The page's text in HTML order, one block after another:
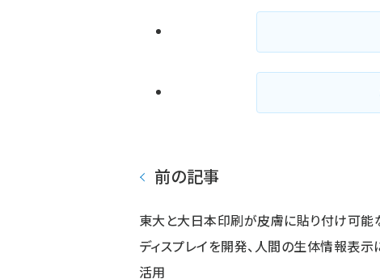
前の記事
東大と大日本印刷が皮膚に貼り付け可能
ディスプレイを開発、人間の生体情報表示
活用